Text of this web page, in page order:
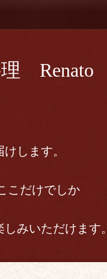
Renato
します。
こだけでしか
みいただけます。